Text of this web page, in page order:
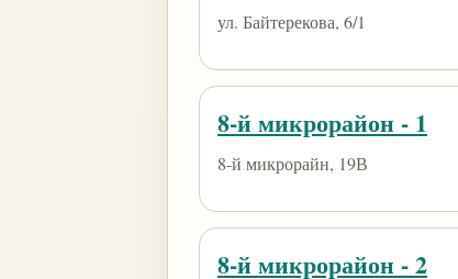
ул. Байтерекова, 6/1
8-й микрорайон - 1
8-й микрорайн, 19В
8-й микрорайон - 2